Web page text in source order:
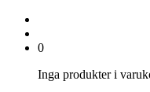
0
Inga produkter i